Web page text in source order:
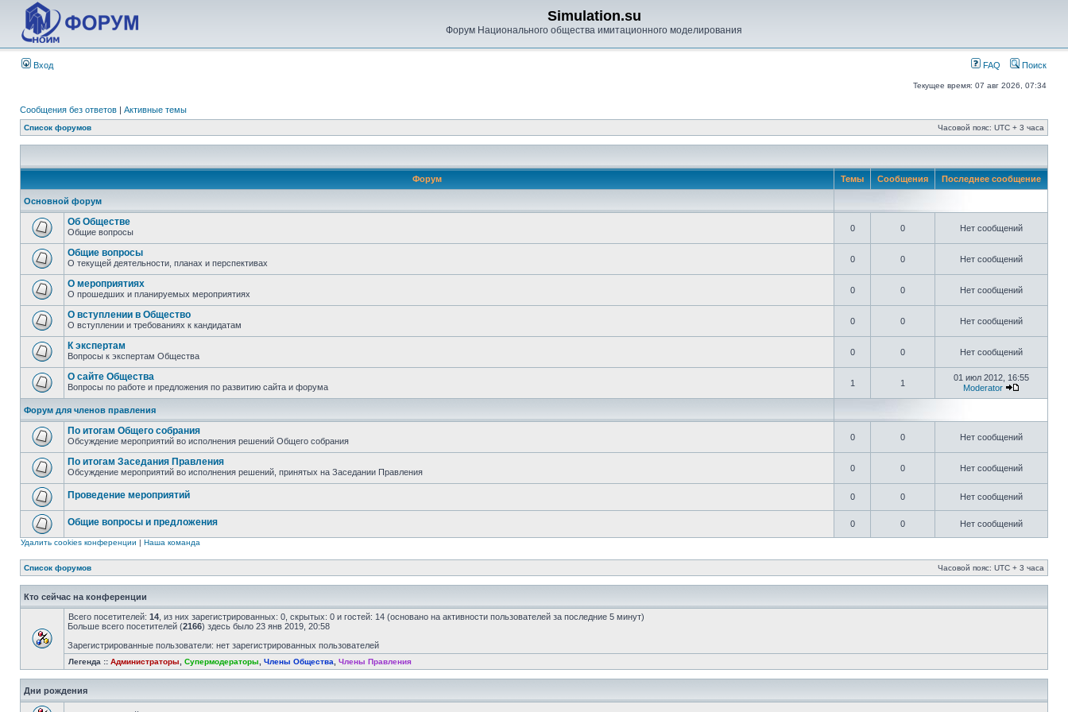
Simulation.su
Форум Национального общества имитационного моделирования
Вход FAQ Поиск
Текущее время: 07 авг 2026, 07:34
Сообщения без ответов | Активные темы
Список форумов Часовой пояс: UTC + 3 часа
Форум Темы Сообщения Последнее сообщение
Основной форум
Об Обществе
Общие вопросы 0 0 Нет сообщений
Общие вопросы
О текущей деятельности, планах и перспективах 0 0 Нет сообщений
О мероприятиях
О прошедших и планируемых мероприятиях 0 0 Нет сообщений
О вступлении в Общество
О вступлении и требованиях к кандидатам 0 0 Нет сообщений
К экспертам
Вопросы к экспертам Общества 0 0 Нет сообщений
О сайте Общества
Вопросы по работе и предложения по развитию сайта и форума 1 1
01 июл 2012, 16:55
Moderator
Форум для членов правления
По итогам Общего собрания
Обсуждение мероприятий во исполнения решений Общего собрания 0 0 Нет сообщений
По итогам Заседания Правления
Обсуждение мероприятий во исполнения решений, принятых на Заседании Правления 0 0 Нет сообщений
Проведение мероприятий 0 0 Нет сообщений
Общие вопросы и предложения 0 0 Нет сообщений
Удалить cookies конференции | Наша команда
Список форумов Часовой пояс: UTC + 3 часа
Кто сейчас на конференции
Всего посетителей: 14 , из них зарегистрированных: 0, скрытых: 0 и гостей: 14 (основано на активности пользователей за последние 5 минут)
Больше всего посетителей (2166) здесь было 23 янв 2019, 20:58
Зарегистрированные пользователи: нет зарегистрированных пользователей
Легенда :: Администраторы Супермодераторы Члены Общества Члены Правления
Дни рождения